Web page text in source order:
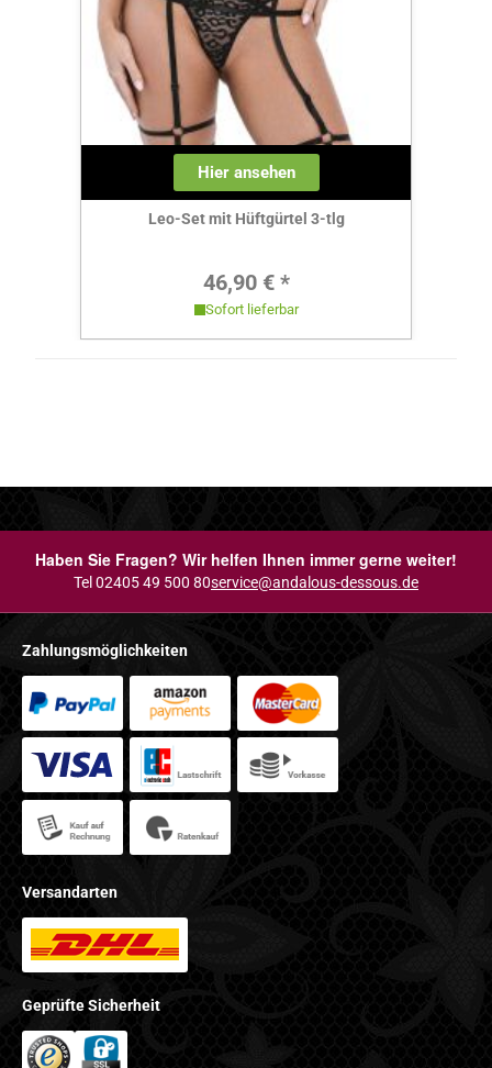
Hier ansehen
Leo-Set mit Hüftgürtel 3-tlg
Regulärer Preis:
46,90 € *
Sofort lieferbar
Haben Sie Fragen? Wir helfen Ihnen immer gerne weiter!
Tel 02405 49 500 80service@andalous-dessous.de
Zahlungsmöglichkeiten
Versandarten
Geprüfte Sicherheit